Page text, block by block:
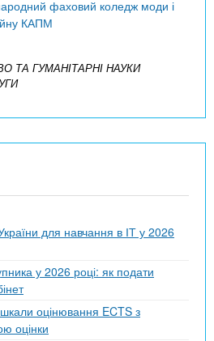
фаховий коледж моди і
КАПМ
ТА ГУМАНІТАРНІ НАУКИ
для навчання в ІТ у 2026
у 2026 році: як подати
шкали оцінювання ECTS з
оцінки